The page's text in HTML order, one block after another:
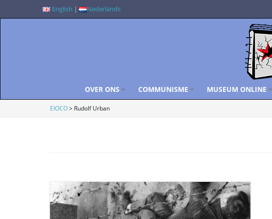
English | Nederlands
OVER ONS COMMUNISME MUSEUM ONLINE
EIOCO> Rudolf Urban